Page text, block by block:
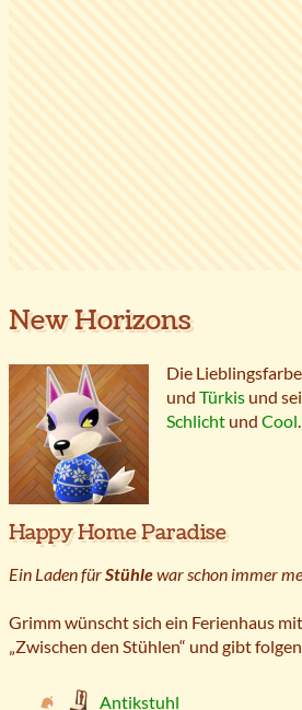
New Horizons
Die
und Türkis und
Schlicht und Cool
Happy Home Paradise
Ein Laden fürStühlewar schon immer
Grimm wünscht sich ein Ferienhaus
„Zwischen den Stühlen“ und gibt
Antikstuhl